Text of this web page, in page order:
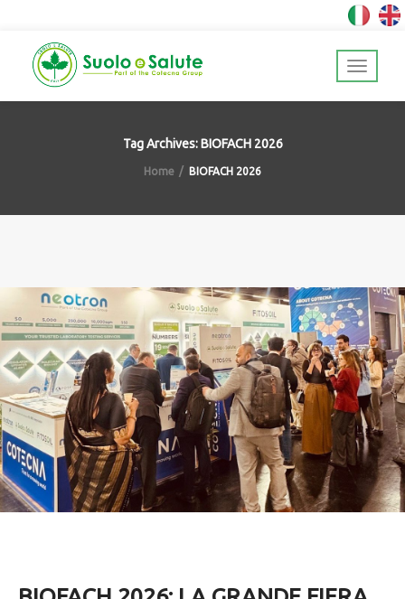
Tag Archives: BIOFACH 2026
Home BIOFACH 2026